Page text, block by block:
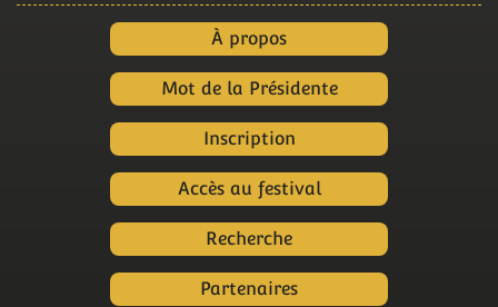
À propos
Mot de la Présidente
Inscription
Accès au festival
Recherche
Partenaires